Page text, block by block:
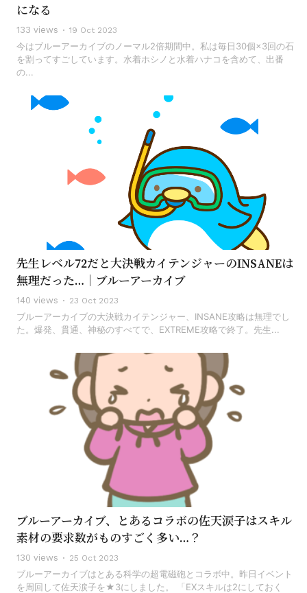
になる
133 views 19 Oct 2023
今はブルーアーカイブのノーマル2倍期間中。私は毎日30個×3回の石
を割ってすごしています。水着ホシノと水着ハナコを含めて、出番
の...
先生レベル72だと大決戦カイテンジャーのINSANEは
無理だった…｜ブルーアーカイブ
140 views 23 Oct 2023
ブルーアーカイブの大決戦カイテンジャー、INSANE攻略は無理でし
た。爆発、貫通、神秘のすべてで、EXTREME攻略で終了。先生...
ブルーアーカイブ、とあるコラボの佐天涙子はスキル
素材の要求数がものすごく多い…？
130 views 25 Oct 2023
ブルーアーカイブはとある科学の超電磁砲とコラボ中。昨日イベント
を周回して佐天涙子を★3にしました。 「EXスキルは2にしておく